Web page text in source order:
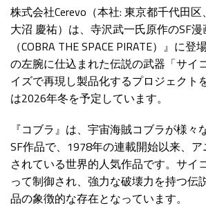
株式会社Cerevo（本社: 東京都千代田
大沼 慶祐）は、寺沢武一氏原作のSF
（COBRA THE SPACE PIRATE）』に
の左腕に仕込まれた伝説の武器「サイ
イズで再現し製品化するプロジェクト
は2026年冬を予定しています。
『コブラ』は、宇宙海賊コブラが様々
SF作品で、1978年の連載開始以来、
されている世界的人気作品です。サイ
って制御され、強力な破壊力を持つ伝
品の象徴的な存在となっています。